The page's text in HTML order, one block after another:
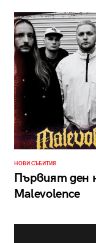
НОВИ СЪБИТИЯ
Първият ден
Malevolence